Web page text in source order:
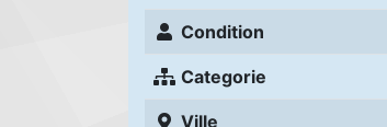
Condition
Categorie
Ville